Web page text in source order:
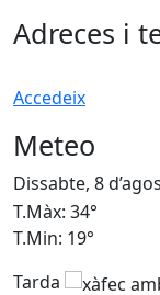
Adreces i
Accedeix
Meteo
Dissabte, 8
T.Màx: 34°
T.Min: 19°
Tarda